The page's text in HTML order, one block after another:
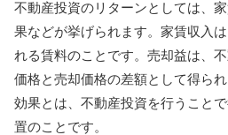
不動産投資のリターンとしては、
果などが挙げられます。家賃収入
れる賃料のことです。売却益は、
価格と売却価格の差額として得ら
効果とは、不動産投資を行うこと
置のことです。